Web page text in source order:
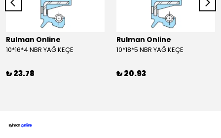
Rulman Online
10*16*4 NBR YAĞ KEÇE
₺ 23.78
Rulman Online
10*18*5 NBR YAĞ KEÇE
₺ 20.93